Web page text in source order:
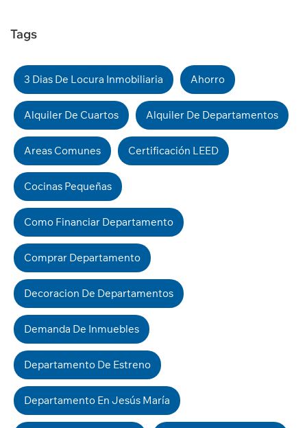
Tags
3 Dias De Locura Inmobiliaria Ahorro
Alquiler De Cuartos Alquiler De Departamentos
Areas Comunes Certificación LEED
Cocinas Pequeñas
Como Financiar Departamento
Comprar Departamento
Decoracion De Departamentos
Demanda De Inmuebles
Departamento De Estreno
Departamento En Jesús María